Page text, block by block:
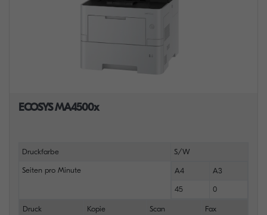
ECOSYS MA4500x
Druckfarbe S/W
Seiten pro Minute A4 A3
45 0
Druck Kopie Scan Fax